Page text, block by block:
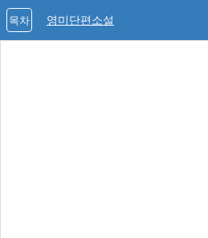
영미단편소설
목차